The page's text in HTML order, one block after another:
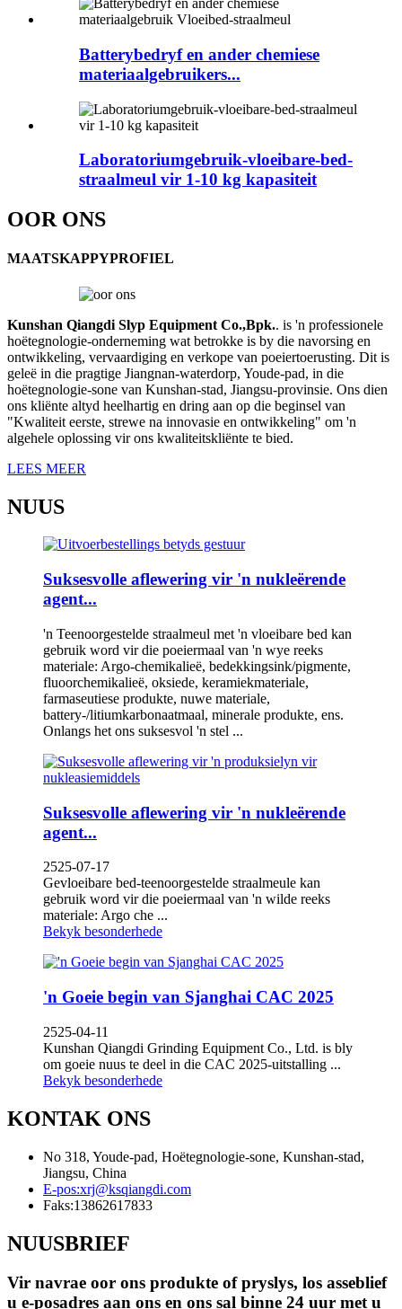
Batterybedryf en ander chemiese
materiaalgebruikers...
Laboratoriumgebruik-vloeibare-bed-
straalmeul vir 1-10 kg kapasiteit
OOR ONS
MAATSKAPPYPROFIEL
Kunshan Qiangdi Slyp Equipment Co.,Bpk.. is 'n professionele
hoëtegnologie-onderneming wat betrokke is by die navorsing en
ontwikkeling, vervaardiging en verkope van poeiertoerusting. Dit is
geleë in die pragtige Jiangnan-waterdorp, Youde-pad, in die
hoëtegnologie-sone van Kunshan-stad, Jiangsu-provinsie. Ons dien
ons kliënte altyd heelhartig en dring aan op die beginsel van
"Kwaliteit eerste, strewe na innovasie en ontwikkeling" om 'n
algehele oplossing vir ons kwaliteitskliënte te bied.
LEES MEER
NUUS
Suksesvolle aflewering vir 'n nukleërende
agent...
'n Teenoorgestelde straalmeul met 'n vloeibare bed kan
gebruik word vir die poeiermaal van 'n wye reeks
materiale: Argo-chemikalieë, bedekkingsink/pigmente,
fluoorchemikalieë, oksiede, keramiekmateriale,
farmaseutiese produkte, nuwe materiale,
battery-/litiumkarbonaatmaal, minerale produkte, ens.
Onlangs het ons suksesvol 'n stel ...
Suksesvolle aflewering vir 'n nukleërende
agent...
2525-07-17
Gevloeibare bed-teenoorgestelde straalmeule kan
gebruik word vir die poeiermaal van 'n wilde reeks
materiale: Argo che ...
Bekyk besonderhede
'n Goeie begin van Sjanghai CAC 2025
2525-04-11
Kunshan Qiangdi Grinding Equipment Co., Ltd. is bly
om goeie nuus te deel in die CAC 2025-uitstalling ...
Bekyk besonderhede
KONTAK ONS
No 318, Youde-pad, Hoëtegnologie-sone, Kunshan-stad,
Jiangsu, China
E-pos:xrj@ksqiangdi.com
Faks:13862617833
NUUSBRIEF
Vir navrae oor ons produkte of pryslys, los asseblief
u e-posadres aan ons en ons sal binne 24 uur met u